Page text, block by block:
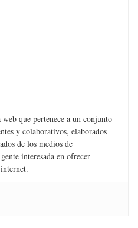
web que pertenece a un conjunto
y colaborativos, elaborados
de los medios de
interesada en ofrecer